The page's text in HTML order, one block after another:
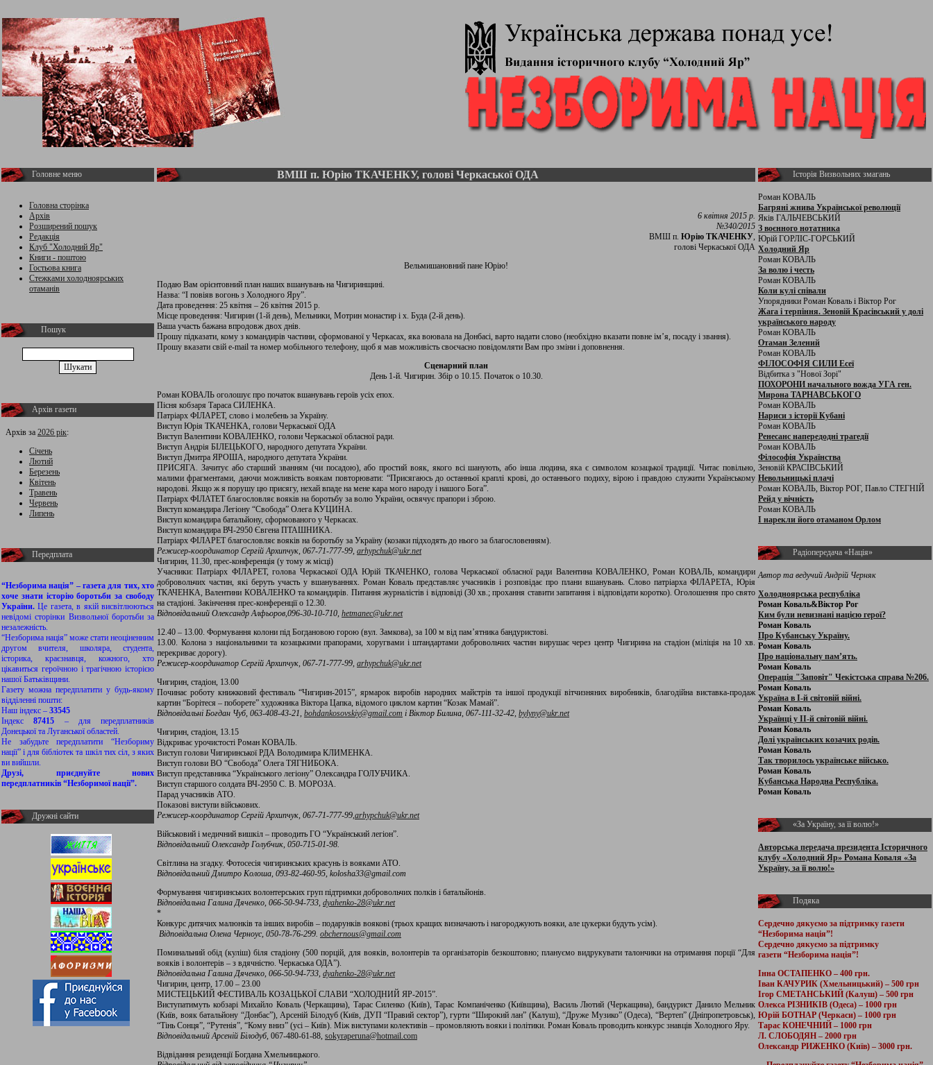
Головне меню
Головна сторінка
Архів
Розширений пошук
Редакція
Клуб "Холодний Яр"
Книги - поштою
Гостьова книга
Стежками холодноярських
отаманів
Пошук
Архів газети
Архів за 2026 рік:
Січень
Лютий
Березень
Квітень
Травень
Червень
Липень
Передплата
“Незборима нація” – газета для тих, хто
хоче знати історію боротьби за свободу
України.Це газета, в якій висвітлюються
невідомі сторінки Визвольної боротьби за
незалежність.
“Незборима нація” може стати неоціненним
другом вчителя, школяра, студента,
історика, краєзнавця, кожного, хто
цікавиться героїчною і трагічною історією
нашої Батьківщини.
Газету можна передплатити у будь-якому
відділенні пошти:
Наш індекс – 33545
Індекс87415 – для передплатників
Донецької та Луганської областей.
Не забудьте передплатити “Незбориму
нації” і для бібліотек та шкіл тих сіл, з яких
ви вийшли.
Друзі, приєднуйте нових
передплатників “Незборимої нації”.
Дружні сайти
ВМШ п. Юрію ТКАЧЕНКУ, голові Черкаської ОДА
6 квітня 2015 р.
№340/2015
ВМШ п. Юрію ТКАЧЕНКУ,
голові Черкаської ОДА
Вельмишановний пане Юрію!
Подаю Вам орієнтовний план наших вшанувань на Чигиринщині.
Назва: “І повіяв вогонь з Холодного Яру”.
Дата проведення: 25 квітня – 26 квітня 2015 р.
Місце проведення: Чигирин (1-й день), Мельники, Мотрин монастир і х. Буда (2-й день).
Ваша участь бажана впродовж двох днів.
Прошу підказати, кому з командирів частини, сформованої у Черкасах, яка воювала на Донбасі, варто надати слово (необхідно вказати повне ім’я, посаду і звання).
Прошу вказати свій е-mail та номер мобільного телефону, щоб я мав можливість своєчасно повідомляти Вам про зміни і доповнення.
Сценарний план
День 1-й. Чигирин. Збір о 10.15. Початок о 10.30.
Роман КОВАЛЬ оголошує про початок вшанувань героїв усіх епох.
Пісня кобзаря Тараса СИЛЕНКА.
Патріарх ФІЛАРЕТ, слово і молебень за Україну.
Виступ Юрія ТКАЧЕНКА, голови Черкаської ОДА
Виступ Валентини КОВАЛЕНКО, голови Черкаської обласної ради.
Виступ Андрія БІЛЕЦЬКОГО, народного депутата України.
Виступ Дмитра ЯРОША, народного депутата України.
ПРИСЯГА. Зачитує або старший званням (чи посадою), або простий вояк, якого всі шанують, або інша людина, яка є символом козацької традиції. Читає повільно,
малими фрагментами, даючи можливість воякам повторювати: “Присягаюсь до останньої краплі крові, до останнього подиху, вірою і правдою служити Українському
народові. Якщо ж я порушу цю присягу, нехай впаде на мене кара мого народу і нашого Бога”.
Патріарх ФІЛАТЕТ благословляє вояків на боротьбу за волю України, освячує прапори і зброю.
Виступ командира Легіону “Свобода” Олега КУЦИНА.
Виступ командира батальйону, сформованого у Черкасах.
Виступ командира ВЧ-2950 Євгена ПТАШНИКА.
Патріарх ФІЛАРЕТ благословляє вояків на боротьбу за Україну (козаки підходять до нього за благословенням).
Режисер-координатор Сергій Архипчук, 067-71-777-99, arhypchuk@ukr.net
Чигирин, 11.30, прес-конференція (у тому ж місці)
Учасники: Патріарх ФІЛАРЕТ, голова Черкаської ОДА Юрій ТКАЧЕНКО, голова Черкаської обласної ради Валентина КОВАЛЕНКО, Роман КОВАЛЬ, командири
добровольчих частин, які беруть участь у вшануваннях. Роман Коваль представляє учасників і розповідає про плани вшанувань. Слово патріарха ФІЛАРЕТА, Юрія
ТКАЧЕНКА, Валентини КОВАЛЕНКО та командирів. Питання журналістів і відповіді (30 хв.; прохання ставити запитання і відповідати коротко). Оголошення про свято
на стадіоні. Закінчення прес-конференції о 12.30.
Відповідальний Олександр Алфьоров,096-30-10-710, hetmanec@ukr.net
12.40 – 13.00. Формування колони під Богдановою горою (вул. Замкова), за 100 м від пам’ятника бандуристові.
13.00. Колона з національними та козацькими прапорами, хоругвами і штандартами добровольчих частин вирушає через центр Чигирина на стадіон (міліція на 10 хв.
перекриває дорогу).
Режисер-координатор Сергій Архипчук, 067-71-777-99, arhypchuk@ukr.net
Чигирин, стадіон, 13.00
Починає роботу книжковий фестиваль “Чигирин-2015”, ярмарок виробів народних майстрів та іншої продукції вітчизняних виробників, благодійна виставка-продаж
картин “Борітеся – поборете” художника Віктора Цапка, відомого циклом картин “Козак Мамай”.
Відповідальні Богдан Чуб, 063-408-43-21, bohdankosovskiy@gmail.com і Віктор Билина, 067-111-32-42, bylyny@ukr.net
Чигирин, стадіон, 13.15
Відкриває урочистості Роман КОВАЛЬ.
Виступ голови Чигиринської РДА Володимира КЛИМЕНКА.
Виступ голови ВО “Свобода” Олега ТЯГНИБОКА.
Виступ представника “Українського легіону” Олександра ГОЛУБЧИКА.
Виступ старшого солдата ВЧ-2950 С. В. МОРОЗА.
Парад учасників АТО.
Показові виступи військових.
Режисер-координатор Сергій Архипчук, 067-71-777-99,arhypchuk@ukr.net
Військовий і медичний вишкіл – проводить ГО “Український легіон”.
Відповідальний Олександр Голубчик, 050-715-01-98.
Світлина на згадку. Фотосесія чигиринських красунь із вояками АТО.
Відповідальний Дмитро Колоша, 093-82-460-95, kolosha33@gmail.com
Формування чигиринських волонтерських груп підтримки добровольчих полків і батальйонів.
Відповідальна ГалинаДяченко, 066-50-94-733, dyahenko-28@ukr.net
*
Конкурс дитячих малюнків та інших виробів – подарунків воякові (трьох кращих визначають і нагороджують вояки, але цукерки будуть усім).
Відповідальна Олена Черноус, 050-78-76-299. obchernous@gmail.com
Поминальний обід (куліш) біля стадіону (500 порцій, для вояків, волонтерів та організаторів безкоштовно; плануємо видрукувати талончики на отримання порції “Для
вояків і волонтерів – з вдячністю. Черкаська ОДА”).
Відповідальна ГалинаДяченко, 066-50-94-733, dyahenko-28@ukr.net
Чигирин, центр, 17.00 – 23.00
МИСТЕЦЬКИЙ ФЕСТИВАЛЬ КОЗАЦЬКОЇ СЛАВИ “ХОЛОДНИЙ ЯР-2015”.
Виступатимуть кобзарі Михайло Коваль (Черкащина), Тарас Силенко (Київ), Тарас Компаніченко (Київщина), Василь Лютий (Черкащина), бандурист Данило Мельник
(Київ, вояк батальйону “Донбас”), Арсеній Білодуб (Київ, ДУП “Правий сектор”), гурти “Широкий лан” (Калуш), “Друже Музико” (Одеса), “Вертеп” (Дніпропетровськ),
“Тінь Сонця”, “Рутенія”, “Кому вниз” (усі – Київ). Між виступами колективів – промовляють вояки і політики. Роман Коваль проводить конкурс знавців Холодного Яру.
Відповідальний Арсеній Білодуб, 067-480-61-88, sokyraperuna@hotmail.com
Відвідання резиденції Богдана Хмельницького.
Історія Визвольних змагань
Роман КОВАЛЬ
Багряні жнива Української революції
Яків ГАЛЬЧЕВСЬКИЙ
З воєнного нотатника
Юрій ГОРЛІС-ГОРСЬКИЙ
Холодний Яр
Роман КОВАЛЬ
За волю і честь
Роман КОВАЛЬ
Коли кулі співали
Упорядники Роман Коваль і Віктор Рог
Жага і терпіння. Зеновій Красівський у долі
українського народу
Роман КОВАЛЬ
Отаман Зелений
Роман КОВАЛЬ
ФІЛОСОФІЯ СИЛИ Есеї
Відбитка з "Нової Зорі"
ПОХОРОНИ начального вожда УГА ген.
Мирона ТАРНАВСЬКОГО
Роман КОВАЛЬ
Нариси з історії Кубані
Роман КОВАЛЬ
Ренесанс напередодні трагедії
Роман КОВАЛЬ
Філософія Українства
Зеновій КРАСІВСЬКИЙ
Невольницькі плачі
Роман КОВАЛЬ, Віктор РОГ, Павло СТЕГНІЙ
Рейд у вічність
Роман КОВАЛЬ
І нарекли його отаманом Орлом
Радіопередача «Нація»
Автор та ведучий Андрій Черняк
Холодноярська республіка
Роман Коваль&Віктор Рог
Ким були невизнані нацією герої?
Роман Коваль
Про Кубанську Україну.
Роман Коваль
Про національну пам’ять.
Роман Коваль
Операція "Заповіт" Чекістська справа №206.
Роман Коваль
Україна в І-й світовій війні.
Роман Коваль
Українці у ІІ-й світовій війні.
Роман Коваль
Долі українських козачих родів.
Роман Коваль
Так творилось українське військо.
Роман Коваль
Кубанська Народна Республіка.
Роман Коваль
«За Україну, за її волю!»
Авторська передача президента Історичного
клубу «Холодний Яр» Романа Коваля «За
Україну, за її волю!»
Подяка
Сердечно дякуємо за підтримку газети
“Незборима нація”!
Сердечно дякуємо за підтримку
газети “Незборима нація”!
Інна ОСТАПЕНКО – 400 грн.
Іван КАЧУРИК (Хмельницький) – 500 грн
Ігор СМЕТАНСЬКИЙ (Калуш) – 500 грн
Олекса РІЗНИКІВ (Одеса) – 1000 грн
Юрій БОТНАР (Черкаси) – 1000 грн
Тарас КОНЕЧНИЙ – 1000 грн
Л. СЛОБОДЯН – 2000 грн
Олександр РИЖЕНКО (Київ) – 3000 грн.